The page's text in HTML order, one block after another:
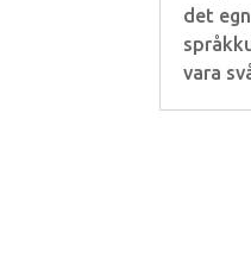
det
vara